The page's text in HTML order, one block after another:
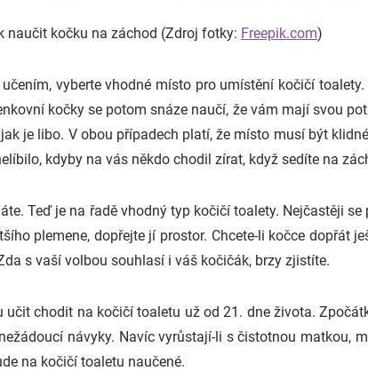
naučit kočku na záchod (Zdroj fotky: Freepik.com)
vyberte vhodné místo pro umístění kočičí
kočky se potom snáze naučí, že vám mají svou
je libo. V obou případech platí, že místo musí být
kdyby na vás někdo chodil zírat, když sedíte na
Teď je na řadě vhodný typ kočičí toalety. Nejčastěji
plemene, dopřejte jí prostor. Chcete-li kočce dopřát
s vaší volbou souhlasí i váš kočičák, brzy zjistíte.
učit chodit na kočičí toaletu už od 21. dne života.
návyky. Navíc vyrůstají-li s čistotnou matkou,
na kočičí toaletu naučené.